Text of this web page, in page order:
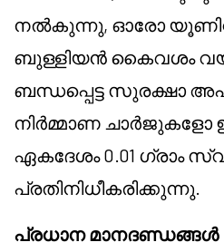
നൽകുന്നു, ഓരോ
ബുള്ളിയൻ കൈവശം
ബന്ധപ്പെട്ട സുരക്ഷാ
നിർമ്മാണ ചാർജുകളോ
ഏകദേശം 0.01 ഗ്രാം
പ്രതിനിധീകരിക്കുന്നു.
പ്രധാന മാനദണ്ഡങ്ങൾ